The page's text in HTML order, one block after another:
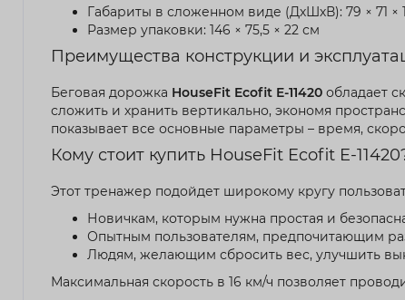
Габариты в сложенном виде (ДхШхВ): 79 × 71 ×
Размер упаковки: 146 × 75,5 × 22 см
Преимущества конструкции и
Беговая дорожка HouseFit Ecofit E-11420 обладает
сложить и хранить вертикально, экономя
показывает все основные параметры – время,
Кому стоит купить HouseFit Ecofit E-
Этот тренажер подойдет широкому кругу
Новичкам, которым нужна простая и
Опытным пользователям, предпочитающим
Людям, желающим сбросить вес, улучшить
Максимальная скорость в 16 км/ч позволяет